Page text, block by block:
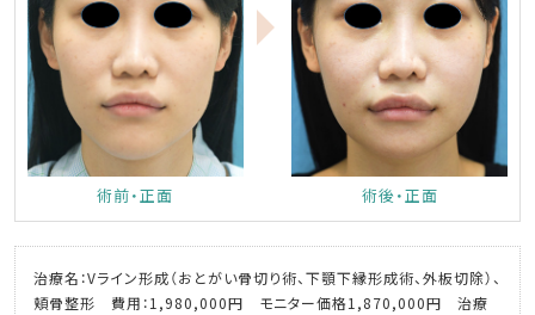
術前・正面 術後・正面
治療名：Vライン形成（おとがい骨切り術、下顎下縁形成術、外板切除）、
頬骨整形 費用：1,980,000円 モニター価格1,870,000円 治療